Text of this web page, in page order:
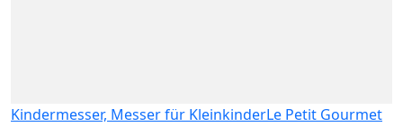
Kindermesser, Messer für KleinkinderLe Petit Gourmet